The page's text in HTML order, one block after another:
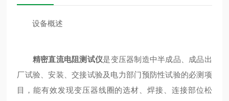
设备概述
精密直流电阻测试仪是变压器制造中半成品、成品出
厂试验、安装、交接试验及电力部门预防性试验的必测项
目，能有效发现变压器线圈的选材、焊接、连接部位松